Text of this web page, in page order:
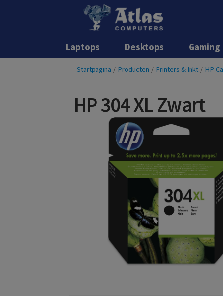
Laptops Desktops Gaming
Startpagina / Producten / Printers & Inkt / HP
HP 304 XL Zwart